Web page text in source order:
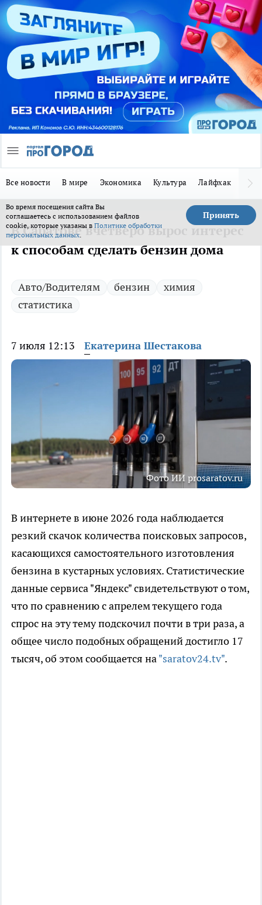
Все новости В мире Экономика Культура Лайфхак
Во время посещения сайта Вы
соглашаетесь с использованием файлов
cookie, которые указаны в Политике обработки
персональных данных.
Принять
В Саратове вчетверо вырос интерес
к способам сделать бензин дома
Авто/Водителям бензин
химия
статистика
7 июля 12:13 Екатерина Шестакова
Фото ИИ prosaratov.ru
В интернете в июне 2026 года наблюдается
резкий скачок количества поисковых запросов,
касающихся самостоятельного изготовления
бензина в кустарных условиях. Статистические
данные сервиса "Яндекс" свидетельствуют о том,
что по сравнению с апрелем текущего года
спрос на эту тему подскочил почти в три раза, а
общее число подобных обращений достигло 17
тысяч, об этом сообщается на"saratov24.tv".